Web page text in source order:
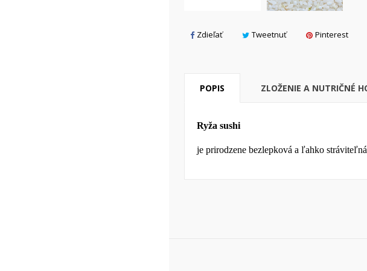
Zdieľať Tweetnuť Pinterest
POPIS ZLOŽENIE A NUTRIČNÉ
Ryža sushi
je prirodzene bezlepková a ľahko
add_circle_outline Vytvoriť nový zoznam